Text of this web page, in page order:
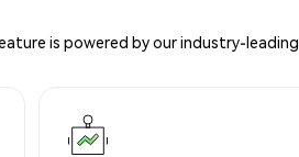
is powered by our industry-leading